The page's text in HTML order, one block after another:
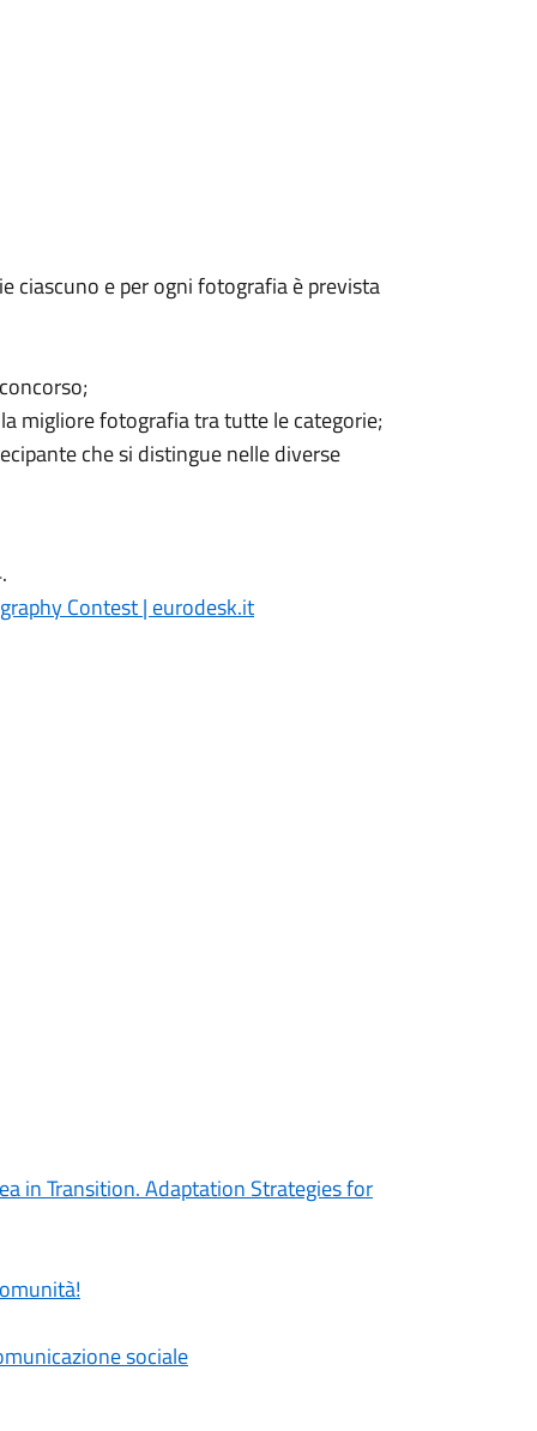
ciascuno e per ogni fotografia è prevista
migliore fotografia tra tutte le categorie;
che si distingue nelle diverse
Contest | eurodesk.it
in Transition. Adaptation Strategies for
sociale